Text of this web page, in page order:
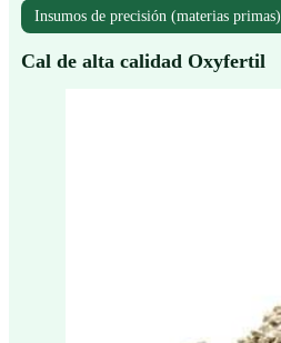
Insumos de precisión (materias primas)
Cal de alta calidad Oxyfertil